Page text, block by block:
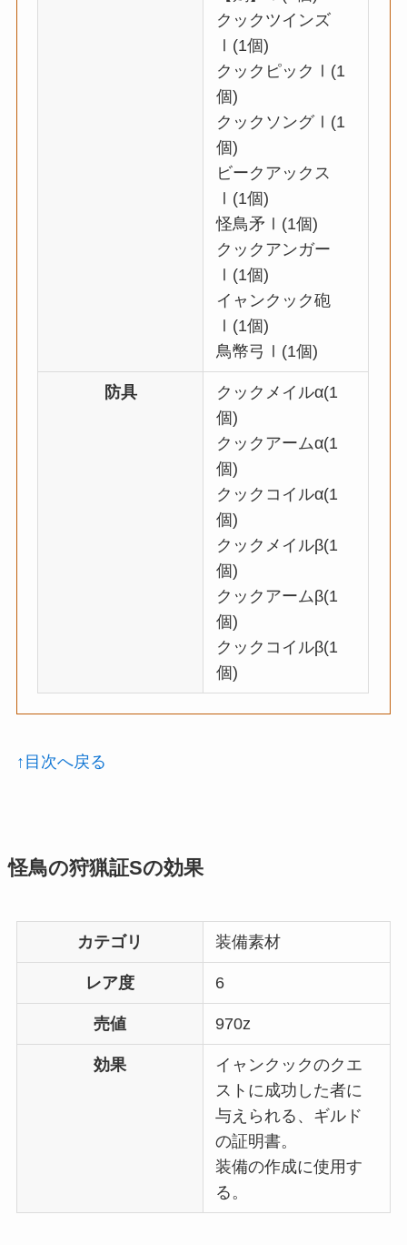
クックツインズ
Ⅰ(1個)
クックピックⅠ(1
個)
クックソングⅠ(1
個)
ビークアックス
Ⅰ(1個)
怪鳥矛Ⅰ(1個)
クックアンガー
Ⅰ(1個)
イャンクック砲
Ⅰ(1個)
鳥幣弓Ⅰ(1個)
防具
クックメイルα(1
個)
クックアームα(1
個)
クックコイルα(1
個)
クックメイルβ(1
個)
クックアームβ(1
個)
クックコイルβ(1
個)
↑目次へ戻る
怪鳥の狩猟証Sの効果
カテゴリ 装備素材
レア度 6
売値 970z
効果
イャンクックのクエ
ストに成功した者に
与えられる、ギルド
の証明書。
装備の作成に使用す
る。